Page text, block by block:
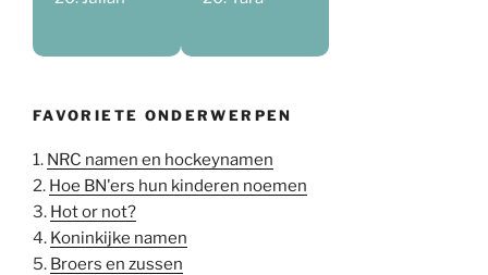
FAVORIETE ONDERWERPEN
1. NRC namen en hockeynamen
2. Hoe BN'ers hun kinderen noemen
3. Hot or not?
4. Koninkijke namen
5. Broers en zussen